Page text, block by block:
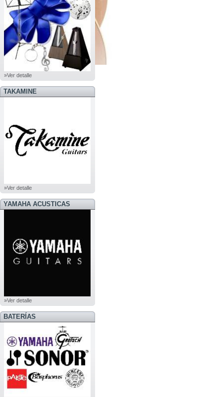
»Ver detalle
TAKAMINE
»Ver detalle
YAMAHA ACUSTICAS
»Ver detalle
BATERÍAS